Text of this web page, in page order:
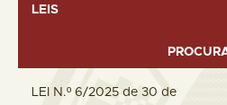
LEIS
LEI N.º 6/2025 de 30 de